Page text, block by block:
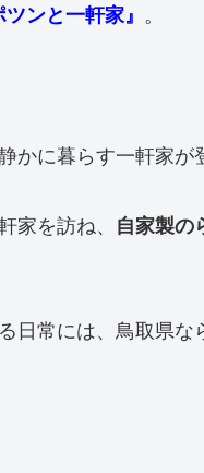
ツンと一軒家』 。
かに暮らす一軒家が
家を訪ね、 自家製の
日常には、鳥取県な